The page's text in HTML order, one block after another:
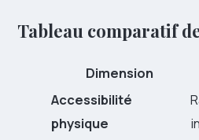
Tableau comparatif
Dimension
Accessibilité
physique